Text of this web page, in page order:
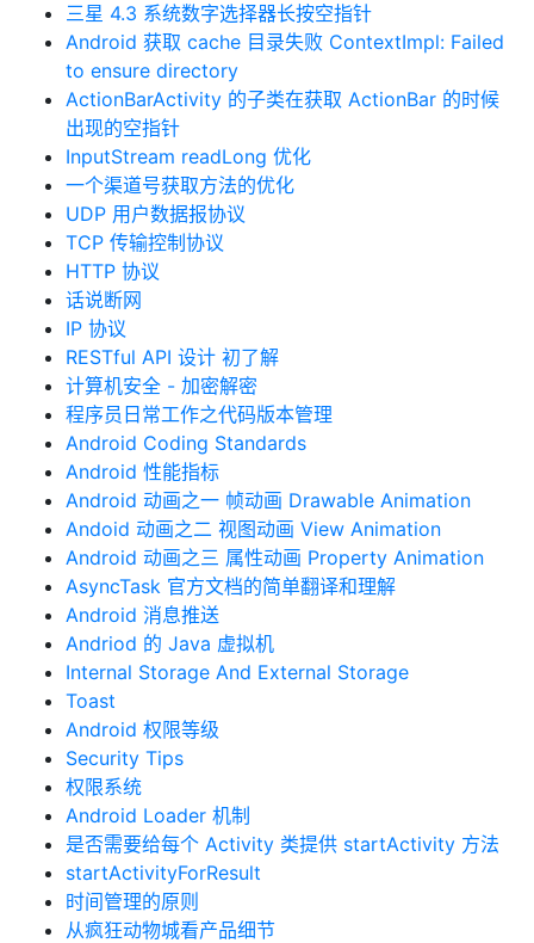
三星 4.3 系统数字选择器长按空指针
Android 获取 cache 目录失败 ContextImpl: Failed
to ensure directory
ActionBarActivity 的子类在获取 ActionBar 的时候
出现的空指针
InputStream readLong 优化
一个渠道号获取方法的优化
UDP 用户数据报协议
TCP 传输控制协议
HTTP 协议
话说断网
IP 协议
RESTful API 设计 初了解
计算机安全 - 加密解密
程序员日常工作之代码版本管理
Android Coding Standards
Android 性能指标
Android 动画之一 帧动画 Drawable Animation
Andoid 动画之二 视图动画 View Animation
Android 动画之三 属性动画 Property Animation
AsyncTask 官方文档的简单翻译和理解
Android 消息推送
Andriod 的 Java 虚拟机
Internal Storage And External Storage
Toast
Android 权限等级
Security Tips
权限系统
Android Loader 机制
是否需要给每个 Activity 类提供 startActivity 方法
startActivityForResult
时间管理的原则
从疯狂动物城看产品细节